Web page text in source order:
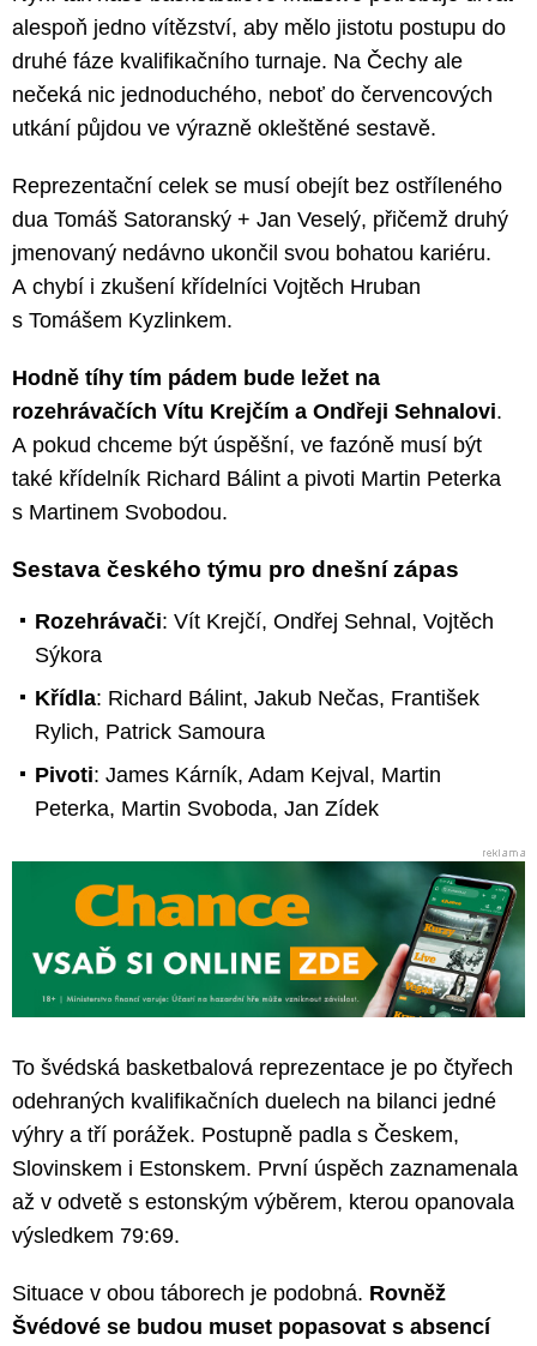
alespoň jedno vítězství, aby mělo jistotu postupu do
druhé fáze kvalifikačního turnaje. Na Čechy ale
nečeká nic jednoduchého, neboť do červencových
utkání půjdou ve výrazně okleštěné sestavě.
Reprezentační celek se musí obejít bez ostříleného
dua Tomáš Satoranský + Jan Veselý, přičemž druhý
jmenovaný nedávno ukončil svou bohatou kariéru.
A chybí i zkušení křídelníci Vojtěch Hruban
s Tomášem Kyzlinkem.
Hodně tíhy tím pádem bude ležet na
rozehrávačích Vítu Krejčím a Ondřeji Sehnalovi.
A pokud chceme být úspěšní, ve fazóně musí být
také křídelník Richard Bálint a pivoti Martin Peterka
s Martinem Svobodou.
Sestava českého týmu pro dnešní zápas
Rozehrávači: Vít Krejčí, Ondřej Sehnal, Vojtěch
Sýkora
Křídla: Richard Bálint, Jakub Nečas, František
Rylich, Patrick Samoura
Pivoti: James Kárník, Adam Kejval, Martin
Peterka, Martin Svoboda, Jan Zídek
To švédská basketbalová reprezentace je po čtyřech
odehraných kvalifikačních duelech na bilanci jedné
výhry a tří porážek. Postupně padla s Českem,
Slovinskem i Estonskem. První úspěch zaznamenala
až v odvetě s estonským výběrem, kterou opanovala
výsledkem 79:69.
Situace v obou táborech je podobná. Rovněž
Švédové se budou muset popasovat s absencí